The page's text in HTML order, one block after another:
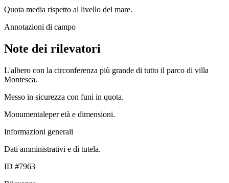
Quota media rispetto al livello del mare.
Annotazioni di campo
Note dei rilevatori
L'albero con la circonferenza più grande di tutto il parco di villa
Montesca.
Messo in sicurezza con funi in quota.
Monumentaleper età e dimensioni.
Informazioni generali
Dati amministrativi e di tutela.
ID #7963